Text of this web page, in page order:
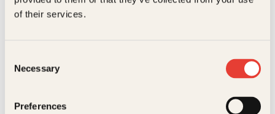
of their services.
Selection
Necessary
Preferences
hvordan hun får
elsker deg